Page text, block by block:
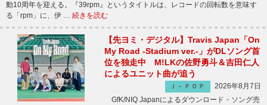
動10周年を迎える。『39rpm』というタイトルは、レコードの回転数を意味す
る「rpm」に、伊 … 続きを読む
【先ヨミ・デジタル】Travis Japan「On
My Road -Stadium ver.-」がDLソング首
位を独走中 M!LKの佐野勇斗＆吉田仁人
によるユニット曲が追う
Ｊ－ＰＯＰ
2026年8月7日
GfK/NIQ Japanによるダウンロード・ソング売